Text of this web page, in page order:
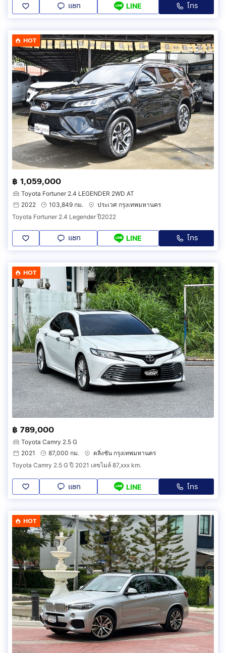
แชท LINE โทร
HOT
฿ 1,059,000
Toyota Fortuner 2.4 LEGENDER 2WD AT
2022
103,849 กม.
ประเวศ กรุงเทพมหานคร
Toyota Fortuner 2.4 Legender ปี2022
แชท LINE โทร
HOT
฿ 789,000
Toyota Camry 2.5 G
2021
87,000 กม.
ตลิ่งชัน กรุงเทพมหานคร
Toyota Camry 2.5 G ปี 2021 เลขไมล์ 87,xxx km.
แชท LINE โทร
HOT